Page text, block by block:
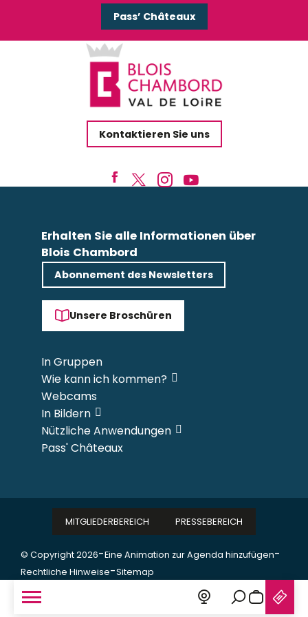
Pass’ Châteaux
Kontaktieren Sie uns
Erhalten Sie alle Informationen über
Blois Chambord
Abonnement des Newsletters
Unsere Broschüren
In Gruppen
Wie kann ich kommen?
Webcams
In Bildern
Nützliche Anwendungen
Pass' Châteaux
© Copyright 2026-Eine Animation zur Agenda hinzufügen-
Rechtliche Hinweise-Sitemap
MITGLIEDERBEREICH PRESSEBEREICH